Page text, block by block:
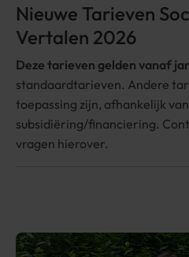
Nieuwe Tarieven
Vertalen 2026
Deze tarieven gelden vanaf
standaardtarieven. Andere
toepassing zijn, afhankelijk
subsidiëring/financiering.
vragen hierover.